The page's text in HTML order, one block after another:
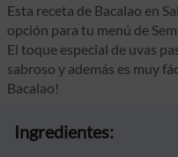
Esta receta de Bacalao en
opción para tu menú de
El toque especial de uvas
sabroso y además es muy
Bacalao!
Ingredientes: